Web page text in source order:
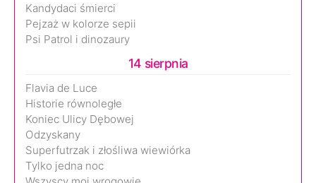
Kandydaci śmierci
Pejzaż w kolorze sepii
Psi Patrol i dinozaury
14 sierpnia
Flavia de Luce
Historie równoległe
Koniec Ulicy Dębowej
Odzyskany
Superfutrzak i złośliwa wiewiórka
Tylko jedna noc